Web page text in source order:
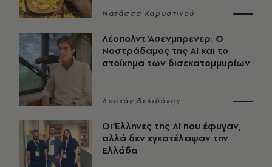
Νατάσσα Καρυστινού
Λέοπολντ Άσενμπρενερ: Ο
Νοστράδαμος της AI και το
στοίχημα των δισεκατομμυρίων
Λουκάς Βελιδάκης
Οι Έλληνες της ΑΙ που έφυγαν,
αλλά δεν εγκατέλειψαν την
Ελλάδα